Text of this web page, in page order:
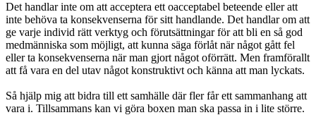
Det handlar inte om att acceptera ett oacceptabel beteende eller att
inte behöva ta konsekvenserna för sitt handlande. Det handlar om att
ge varje individ rätt verktyg och förutsättningar för att bli en så god
medmänniska som möjligt, att kunna säga förlåt när något gått fel
eller ta konsekvenserna när man gjort något oförrätt. Men framförallt
att få vara en del utav något konstruktivt och känna att man lyckats.
Så hjälp mig att bidra till ett samhälle där fler får ett sammanhang att
vara i. Tillsammans kan vi göra boxen man ska passa in i lite större.